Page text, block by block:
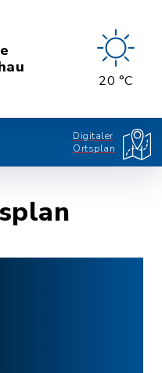
20 °C
Digitaler
Ortsplan